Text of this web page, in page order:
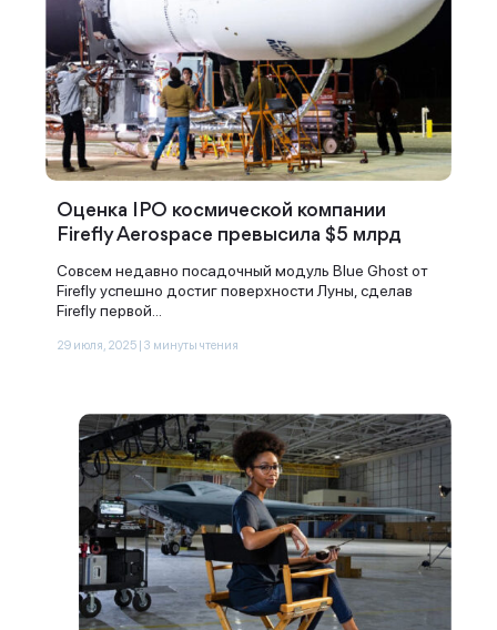
Оценка IPO космической компании
Firefly Aerospace превысила $5 млрд
Совсем недавно посадочный модуль Blue Ghost от
Firefly успешно достиг поверхности Луны, сделав
Firefly первой...
29 июля, 2025 | 3 минуты чтения